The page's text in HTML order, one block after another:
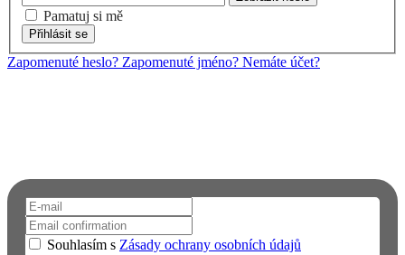
Pamatuj si mě
Přihlásit se
Zapomenuté heslo? Zapomenuté jméno? Nemáte účet?
Souhlasím s Zásady ochrany osobních údajů